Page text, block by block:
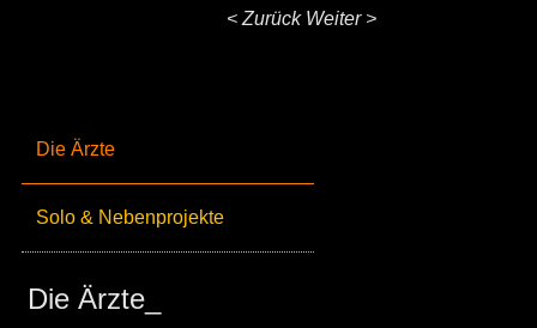
Die Ärzte
Solo & Nebenprojekte
Die Ärzte_
< Zurück Weiter >